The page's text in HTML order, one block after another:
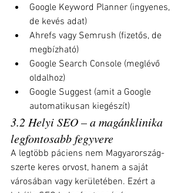
Google Keyword Planner (ingyenes,
de kevés adat)
Ahrefs vagy Semrush (fizetős, de
megbízható)
Google Search Console (meglévő
oldalhoz)
Google Suggest (amit a Google
automatikusan kiegészít)
3.2 Helyi SEO – a magánklinika
legfontosabb fegyvere
A legtöbb páciens nem Magyarország-
szerte keres orvost, hanem a saját
városában vagy kerületében. Ezért a